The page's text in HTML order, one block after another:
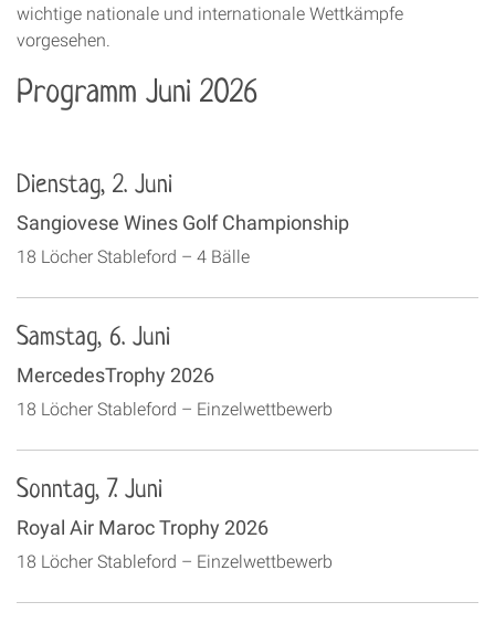
wichtige nationale und internationale Wettkämpfe
vorgesehen.
Programm Juni 2026
Dienstag, 2. Juni
Sangiovese Wines Golf Championship
18 Löcher Stableford – 4 Bälle
Samstag, 6. Juni
MercedesTrophy 2026
18 Löcher Stableford – Einzelwettbewerb
Sonntag, 7. Juni
Royal Air Maroc Trophy 2026
18 Löcher Stableford – Einzelwettbewerb